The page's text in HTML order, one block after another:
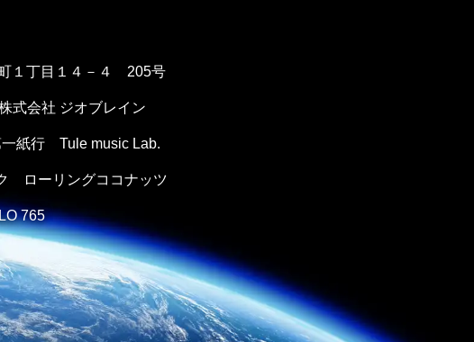
１丁目１４－４ 205号
式会社 ジオブレイン
一紙行 Tule music Lab.
ローリングココナッツ
765